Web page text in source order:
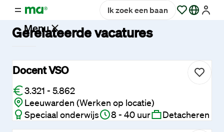
Menu
Vacatures
Werken
bij
Maandag®
Ik zoek een baan
Gerelateerde vacatures
Docent VSO
3.321 - 5.862
Leeuwarden (Werken op locatie)
Speciaal onderwijs
8 - 40 uur Detacheren